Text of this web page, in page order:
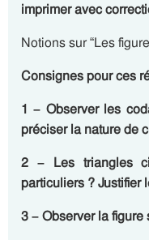
imprimer avec
Notions sur “Les
Consignes pour ces
1 – Observer les
préciser la nature de
2 – Les triangles
particuliers ? Justifier
3 – Observer la figure